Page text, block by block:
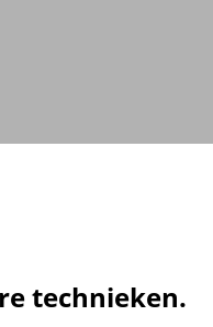
technieken.